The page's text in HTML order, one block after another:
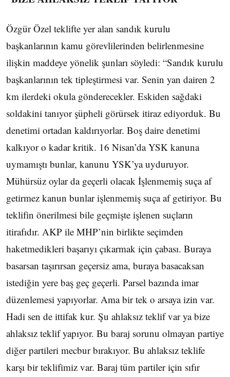
Özgür Özel teklifte yer alan sandık kurulu
başkanlarının kamu görevlilerinden belirlenmesine
ilişkin maddeye yönelik şunları söyledi: “Sandık kurulu
başkanlarının tek tipleştirmesi var. Senin yan dairen 2
km ilerdeki okula gönderecekler. Eskiden sağdaki
soldakini tanıyor şüpheli görürsek itiraz ediyorduk. Bu
denetimi ortadan kaldırıyorlar. Boş daire denetimi
kalkıyor o kadar kritik. 16 Nisan’da YSK kanuna
uymamıştı bunlar, kanunu YSK’ya uyduruyor.
Mühürsüz oylar da geçerli olacak İşlenmemiş suça af
getirmez kanun bunlar işlenmemiş suça af getiriyor. Bu
teklifin önerilmesi bile geçmişte işlenen suçların
itirafıdır. AKP ile MHP’nin birlikte seçimden
haketmedikleri başarıyı çıkarmak için çabası. Buraya
basarsan taşırırsan geçersiz ama, buraya basacaksan
istediğin yere baş geç geçerli. Parsel bazında imar
düzenlemesi yapıyorlar. Ama bir tek o arsaya izin var.
Hadi sen de ittifak kur. Şu ahlaksız teklif var ya bize
ahlaksız teklif yapıyor. Bu baraj sorunu olmayan partiye
diğer partileri mecbur bırakıyor. Bu ahlaksız teklife
karşı bir teklifimiz var. Baraj tüm partiler için sıfır